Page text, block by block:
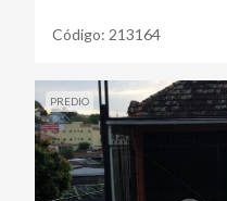
Código: 213164
PREDIO